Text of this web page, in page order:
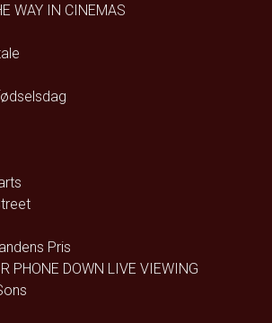
WAY IN CINEMAS
Pris
PHONE DOWN LIVE VIEWING